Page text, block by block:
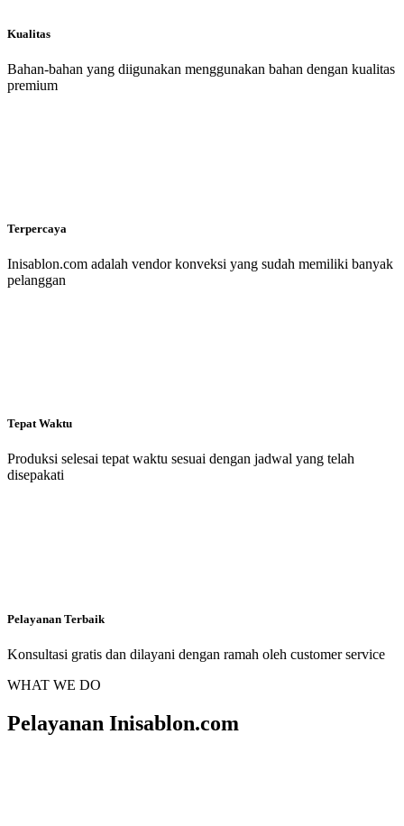
Kualitas
Bahan-bahan yang diigunakan menggunakan bahan dengan kualitas
premium
Terpercaya
Inisablon.com adalah vendor konveksi yang sudah memiliki banyak
pelanggan
Tepat Waktu
Produksi selesai tepat waktu sesuai dengan jadwal yang telah
disepakati
Pelayanan Terbaik
Konsultasi gratis dan dilayani dengan ramah oleh customer service
WHAT WE DO
Pelayanan Inisablon.com